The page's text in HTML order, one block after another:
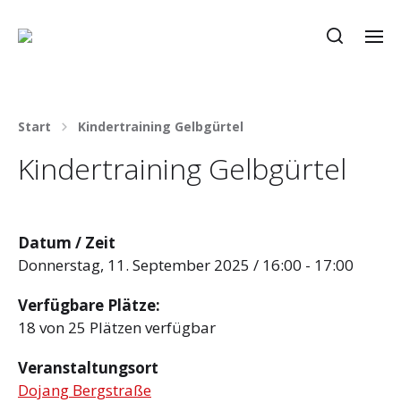
Start Kindertraining Gelbgürtel
Kindertraining Gelbgürtel
Datum / Zeit
Donnerstag, 11. September 2025 / 16:00 - 17:00
Verfügbare Plätze:
18 von 25 Plätzen verfügbar
Veranstaltungsort
Dojang Bergstraße